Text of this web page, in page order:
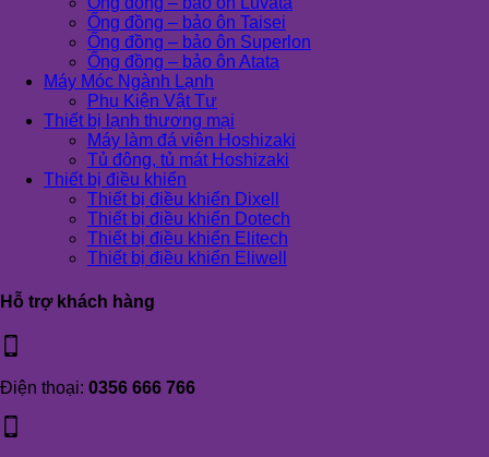
Ống đồng – bảo ôn Taisei
Ống đồng – bảo ôn Superlon
Ống đồng – bảo ôn Atata
Máy Móc Ngành Lạnh
Phụ Kiện Vật Tư
Thiết bị lạnh thương mại
Máy làm đá viên Hoshizaki
Tủ đông, tủ mát Hoshizaki
Thiết bị điều khiển
Thiết bị điều khiển Dixell
Thiết bị điều khiển Dotech
Thiết bị điều khiển Elitech
Thiết bị điều khiển Eliwell
Hỗ trợ khách hàng
Điện thoại: 0356 666 766